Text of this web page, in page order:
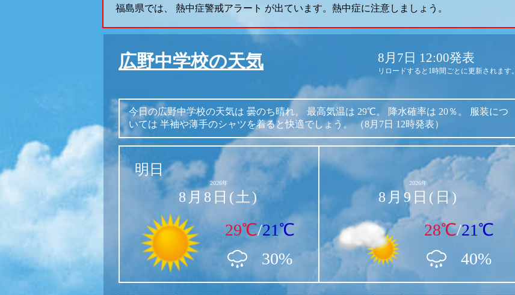
福島県では、 熱中症警戒アラート が出ています。熱中症に注意しましょう。
広野中学校の天気 8月7日 12:00発表
リロードすると1時間ごとに更新されます。
今日の広野中学校の天気は 曇のち晴れ。 最高気温は 29℃。 降水確率は 20％。
服装につ
いては 半袖や薄手のシャツを着ると快適でしょう。（8月7日 12時発表）
明日
2026年
8月8日(土)
29℃/21℃
30%
2026年
8月9日(日)
28℃/21℃
40%